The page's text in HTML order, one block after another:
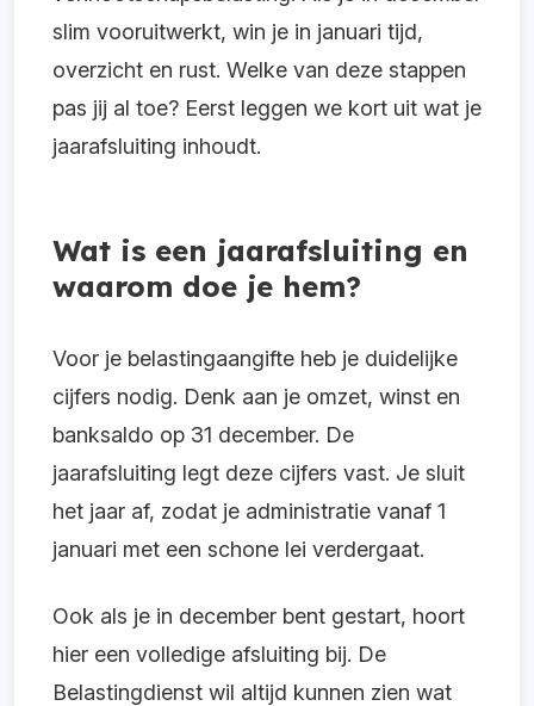
slim vooruitwerkt, win je in januari tijd,
overzicht en rust. Welke van deze stappen
pas jij al toe? Eerst leggen we kort uit wat je
jaarafsluiting inhoudt.
Wat is een jaarafsluiting en
waarom doe je hem?
Voor je belastingaangifte heb je duidelijke
cijfers nodig. Denk aan je omzet, winst en
banksaldo op 31 december. De
jaarafsluiting legt deze cijfers vast. Je sluit
het jaar af, zodat je administratie vanaf 1
januari met een schone lei verdergaat.
Ook als je in december bent gestart, hoort
hier een volledige afsluiting bij. De
Belastingdienst wil altijd kunnen zien wat